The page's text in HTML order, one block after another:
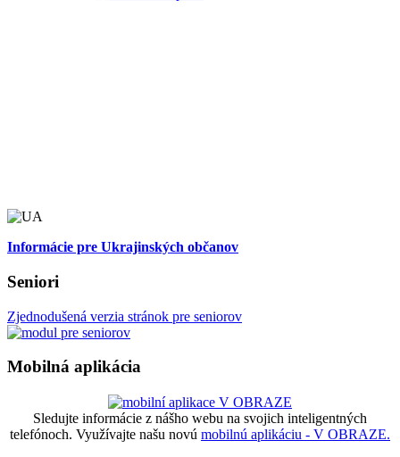
Informácie pre Ukrajinských občanov
Seniori
Zjednodušená verzia stránok pre seniorov
Mobilná aplikácia
Sledujte informácie z nášho webu na svojich inteligentných
telefónoch. Využívajte našu novú mobilnú aplikáciu - V OBRAZE.